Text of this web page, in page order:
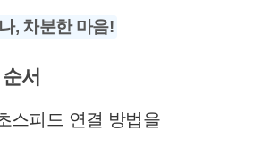
, 차분한 마음!
서
스피드 연결 방법을